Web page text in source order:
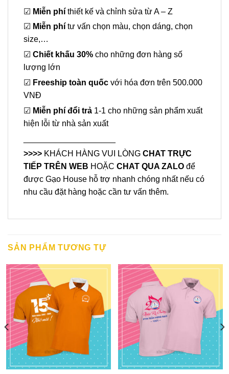
☑ Miễn phí thiết kế và chỉnh sửa từ A – Z
☑ Miễn phí tư vấn chọn màu, chọn dáng, chọn
size,…
☑ Chiết khấu 30% cho những đơn hàng số
lượng lớn
☑ Freeship toàn quốc với hóa đơn trên 500.000
VNĐ
☑ Miễn phí đổi trả 1-1 cho những sản phẩm xuất
hiện lỗi từ nhà sản xuất
>>>> KHÁCH HÀNG VUI LÒNG CHAT TRỰC
TIẾP TRÊN WEB HOẶC CHAT QUA ZALO để
được Gạo House hỗ trợ nhanh chóng nhất nếu có
nhu cầu đặt hàng hoặc cần tư vấn thêm.
SẢN PHẨM TƯƠNG TỰ